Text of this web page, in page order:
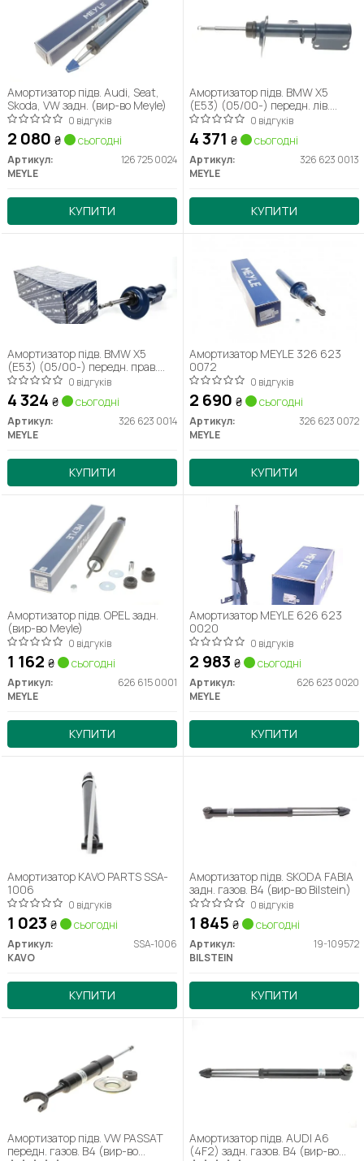
Амортизатор підв. Audi, Seat,
Skoda, VW задн. (вир-во Meyle)
0 відгуків
2 080 ₴ сьогодні
Артикул:
126 725 0024
MEYLE
КУПИТИ
Амортизатор підв. BMW X5
(E53) (05/00-) передн. лів.
(вир-во Meyle) 326 623 0013
0 відгуків
4 371 ₴ сьогодні
Артикул:
326 623 0013
MEYLE
КУПИТИ
Амортизатор підв. BMW X5
(E53) (05/00-) передн. прав.
(вир-во Meyle)0 відгуків
4 324 ₴ сьогодні
Артикул:
326 623 0014
MEYLE
КУПИТИ
Амортизатор MEYLE 326 623
0072
0 відгуків
2 690 ₴ сьогодні
Артикул:
326 623 0072
MEYLE
КУПИТИ
Амортизатор підв. OPEL задн.
(вир-во Meyle)
0 відгуків
1 162 ₴ сьогодні
Артикул:
626 615 0001
MEYLE
КУПИТИ
Амортизатор MEYLE 626 623
0020
0 відгуків
2 983 ₴ сьогодні
Артикул:
626 623 0020
MEYLE
КУПИТИ
Амортизатор KAVO PARTS SSA-
1006
0 відгуків
1 023 ₴ сьогодні
Артикул:
SSA-1006
KAVO
КУПИТИ
Амортизатор підв. SKODA FABIA
задн. газов. B4 (вир-во Bilstein)
0 відгуків
1 845 ₴ сьогодні
Артикул:
19-109572
BILSTEIN
КУПИТИ
Амортизатор підв. VW PASSAT
передн. газов. B4 (вир-во
Амортизатор підв. AUDI A6
(4F2) задн. газов. B4 (вир-во